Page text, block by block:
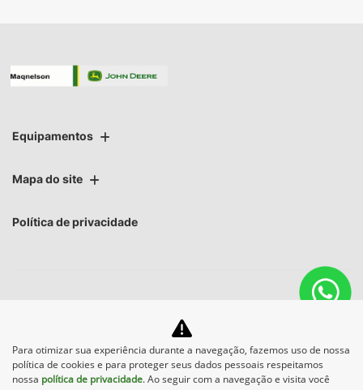
Equipamentos
Mapa do site
Política de privacidade
No trânsito, enxergar o outro salva
vidas.
Para otimizar sua experiência durante a navegação, fazemos uso de nossa
política de cookies e para proteger seus dados pessoais respeitamos
nossa política de privacidade. Ao seguir com a navegação e visita você